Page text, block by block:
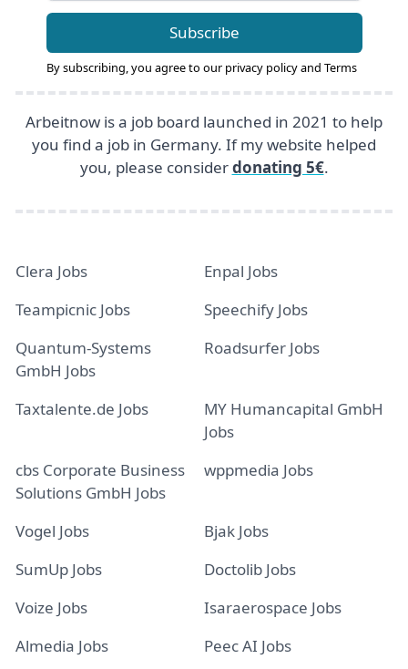
Subscribe
By subscribing, you agree to our privacy policyand Terms
Arbeitnow is a job board launched in 2021 to help
you find a job in Germany. If my website helped
you, please considerdonating 5€.
Clera Jobs
Enpal Jobs
Teampicnic Jobs
Speechify Jobs
Quantum-Systems
GmbH Jobs
Roadsurfer Jobs
Taxtalente.de Jobs
MY Humancapital GmbH
Jobs
cbs Corporate Business
Solutions GmbH Jobs
wppmedia Jobs
Vogel Jobs
Bjak Jobs
SumUp Jobs
Doctolib Jobs
Voize Jobs
Isaraerospace Jobs
Almedia Jobs
Peec AI Jobs